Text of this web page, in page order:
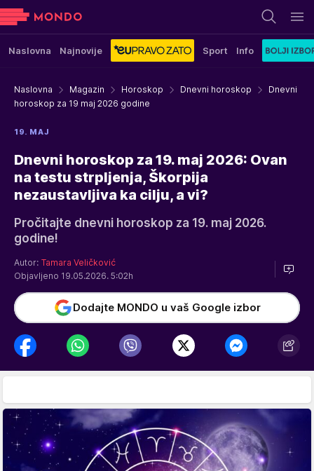
Naslovna Najnovije Sport Info
Naslovna Magazin Horoskop Dnevni horoskop
Dnevni
horoskop za 19 maj 2026 godine
19. MAJ
Dnevni horoskop za 19. maj 2026: Ovan
na testu strpljenja, Škorpija
nezaustavljiva ka cilju, a vi?
Pročitajte dnevni horoskop za 19. maj 2026.
godine!
Autor: Tamara Veličković
Objavljeno 19.05.2026. 5:02h
Dodajte MONDO u vaš Google izbor